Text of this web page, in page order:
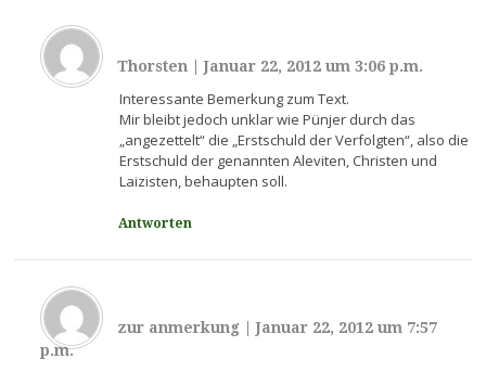
Thorsten |Januar 22, 2012 um 3:06 p.m.
Interessante Bemerkung zum Text.
Mir bleibt jedoch unklar wie Pünjer durch das
„angezettelt“ die „Erstschuld der Verfolgten“, also die
Erstschuld der genannten Aleviten, Christen und
Laizisten, behaupten soll.
Antworten
zur anmerkung |Januar 22, 2012 um 7:57
p.m.